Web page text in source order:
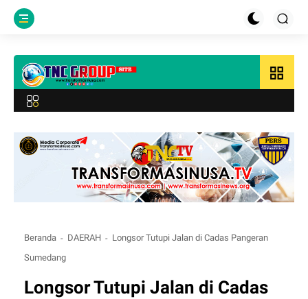
grid_view
Beranda DAERAH
Longsor Tutupi Jalan di Cadas Pangeran
Sumedang
Longsor Tutupi Jalan di Cadas